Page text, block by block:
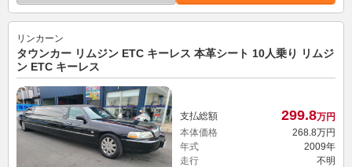
リンカーン
タウンカー リムジン ETC キーレス 本革シート 10人乗り リムジ
ン ETC キーレス
支払総額 299.8万円
本体価格
268. 8万円
年式
2009年
走行
不明